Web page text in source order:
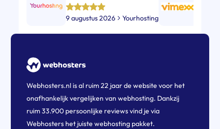
9 augustus 2026 Yourhosting
Webhosters.nl is al ruim 22 jaar de website voor het
onafhankelijk vergelijken van webhosting. Dankzij
ruim 33.900 persoonlijke reviews vind je via
Webhosters het juiste webhosting pakket.